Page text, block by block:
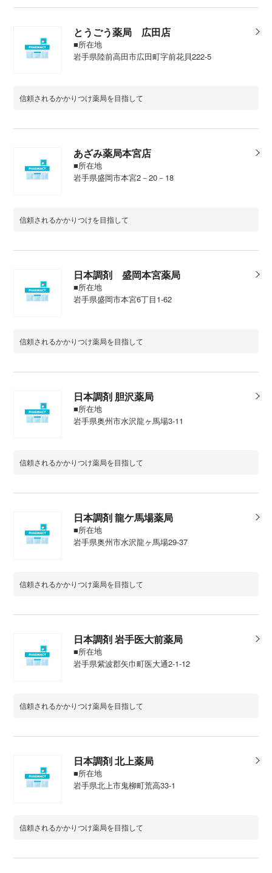
とうごう薬局 広田店
■所在地
岩手県陸前高田市広田町字前花貝222-5
信頼されるかかりつけ薬局を目指して
あざみ薬局本宮店
■所在地
岩手県盛岡市本宮2－20－18
信頼されるかかりつけを目指して
日本調剤 盛岡本宮薬局
■所在地
岩手県盛岡市本宮6丁目1-62
信頼されるかかりつけ薬局を目指して
日本調剤 胆沢薬局
■所在地
岩手県奥州市水沢龍ヶ馬場3-11
信頼されるかかりつけ薬局を目指して
日本調剤 龍ケ馬場薬局
■所在地
岩手県奥州市水沢龍ヶ馬場29-37
信頼されるかかりつけ薬局を目指して
日本調剤 岩手医大前薬局
■所在地
岩手県紫波郡矢巾町医大通2-1-12
信頼されるかかりつけ薬局を目指して
日本調剤 北上薬局
■所在地
岩手県北上市鬼柳町荒高33-1
信頼されるかかりつけ薬局を目指して